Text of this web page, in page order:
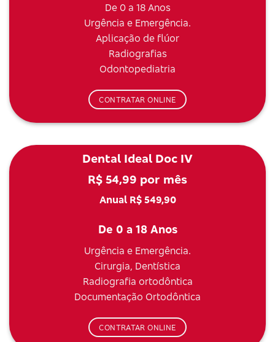
De 0 a 18 Anos
Urgência e Emergência.
Aplicação de flúor
Radiografias
Odontopediatria
CONTRATAR ONLINE
Dental Ideal Doc IV
R$ 54,99 por mês
Anual R$ 549,90
De 0 a 18 Anos
Urgência e Emergência.
Cirurgia, Dentística
Radiografia ortodôntica
Documentação Ortodôntica
CONTRATAR ONLINE